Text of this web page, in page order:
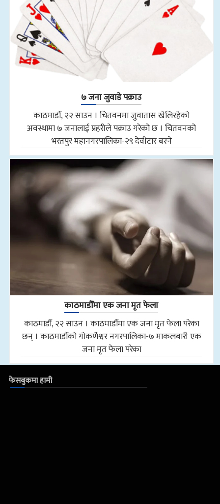
७ जना जुवाडे पक्राउ
काठमाडौँ, २२ साउन । चितवनमा जुवातास खेलिरहेको
अवस्थामा ७ जनालाई प्रहरीले पक्राउ गरेको छ । चितवनको
भरतपुर महानगरपालिका-२९ देवीटार बस्ने
काठमाडौँमा एक जना मृत फेला
काठमाडौँ, २२ साउन । काठमाडौँमा एक जना मृत फेला परेका
छन् । काठमाडौँको गोकर्णेश्वर नगरपालिका-७ माकलबारी एक
जना मृत फेला परेका
फेसबुकमा हामी